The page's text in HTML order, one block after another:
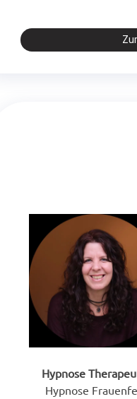
Hypnose
Hypnose